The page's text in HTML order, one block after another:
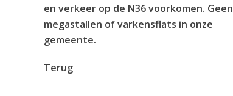
en verkeer op de N36 voorkomen. Geen
megastallen of varkensflats in onze
gemeente.
Terug